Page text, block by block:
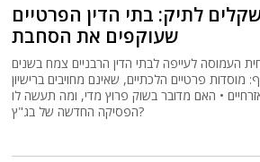
לתיק: בתי הדין הפרטיים
שעוקפים את הסחבת
העמוסה לעייפה לבתי הדין הרבניים צמח בשנים
מוסדות פרטיים הלכתיים, שאינם מחויבים ברישיון
• האם מדובר בשוק פרוץ מדי, ומה תעשה לו
הפסיקה החדשה של בג"ץ?